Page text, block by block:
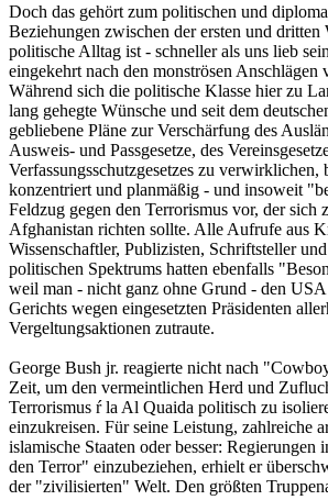
Doch das gehört zum politischen und
Beziehungen zwischen der ersten und dritten
politische Alltag ist - schneller als uns lieb
eingekehrt nach den monströsen Anschlägen
Während sich die politische Klasse hier zu
lang gehegte Wünsche und seit dem
gebliebene Pläne zur Verschärfung des
Ausweis- und Passgesetze, des
Verfassungsschutzgesetzes zu verwirklichen,
konzentriert und planmäßig - und insoweit
Feldzug gegen den Terrorismus vor, der sich
Afghanistan richten sollte. Alle Aufrufe aus
Wissenschaftler, Publizisten, Schriftsteller
politischen Spektrums hatten ebenfalls
weil man - nicht ganz ohne Grund - den
Gerichts wegen eingesetzten Präsidenten
Vergeltungsaktionen zutraute.
George Bush jr. reagierte nicht nach
Zeit, um den vermeintlichen Herd und
Terrorismus ŕ la Al Quaida politisch zu
einzukreisen. Für seine Leistung, zahlreiche
islamische Staaten oder besser:
den Terror" einzubeziehen, erhielt er
der "zivilisierten" Welt. Den größten